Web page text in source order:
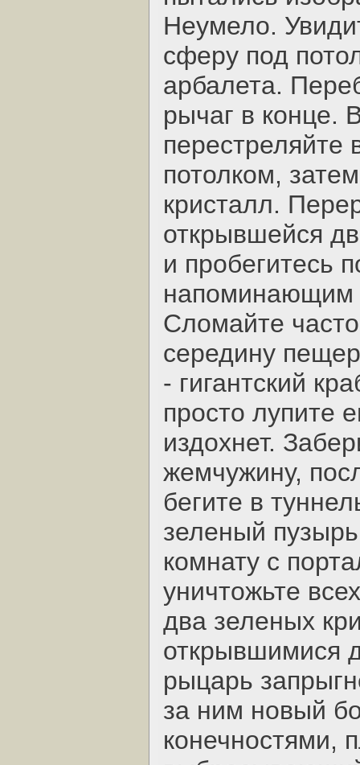
Неумело.
сферу под
арбалета.
рычаг в конце.
перестреляйте
потолком,
кристалл.
открывшейся
и пробегитесь
напоминающим
Сломайте
середину
- гигантский
просто лупите
издохнет.
жемчужину,
бегите в
зеленый
комнату с
уничтожьте
два зеленых
открывшимися
рыцарь
за ним новый
конечностями,